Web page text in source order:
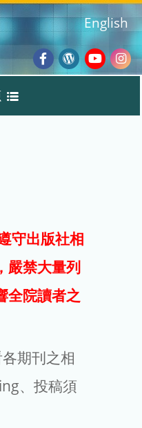
Facebook
Wordpress
English
守出版社相
嚴禁大量列
全院讀者之
期刊之相
、投稿須